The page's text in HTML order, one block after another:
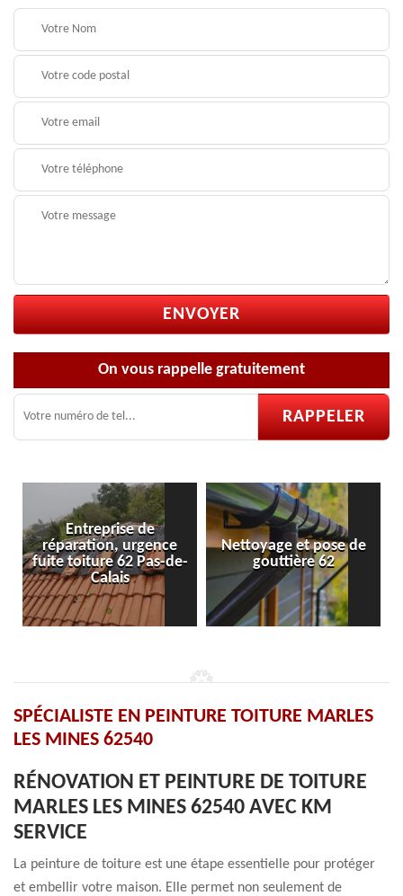
On vous rappelle gratuitement
de-
Nettoyage et pose de
gouttière 62
Pose et réparation
velux 62
SPÉCIALISTE EN PEINTURE TOITURE MARLES
LES MINES 62540
RÉNOVATION ET PEINTURE DE TOITURE
MARLES LES MINES 62540 AVEC KM
SERVICE
La peinture de toiture est une étape essentielle pour protéger
et embellir votre maison. Elle permet non seulement de